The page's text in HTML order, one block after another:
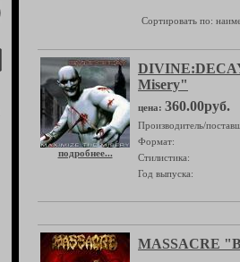
Сортировать по:
подробнее...
Misery"
цена: 360.00руб.
Производитель/
Формат:
Стилистика:
Год выпуска:
MASSACRE